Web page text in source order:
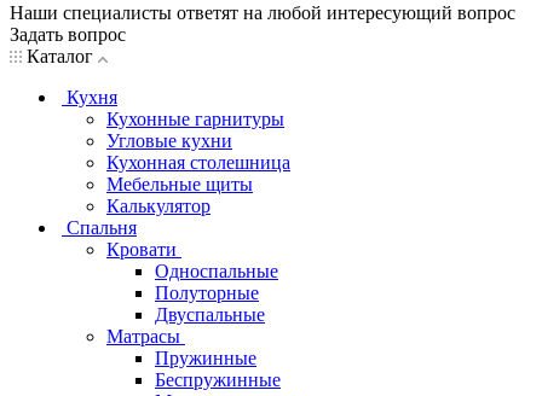
Наши специалисты ответят на любой интересующий вопрос
Задать вопрос
Каталог
Кухня
Кухонные гарнитуры
Угловые кухни
Кухонная столешница
Мебельные щиты
Калькулятор
Спальня
Кровати
Односпальные
Полуторные
Двуспальные
Матрасы
Пружинные
Беспружинные